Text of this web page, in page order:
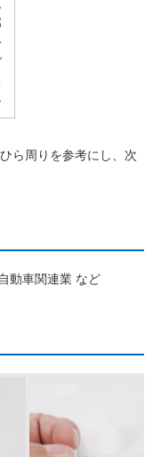
ら周りを参考にし、次
動車関連業 など